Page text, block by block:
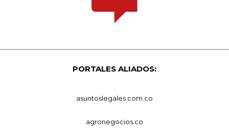
PORTALES ALIADOS:
asuntoslegales.com.co
agronegocios.co